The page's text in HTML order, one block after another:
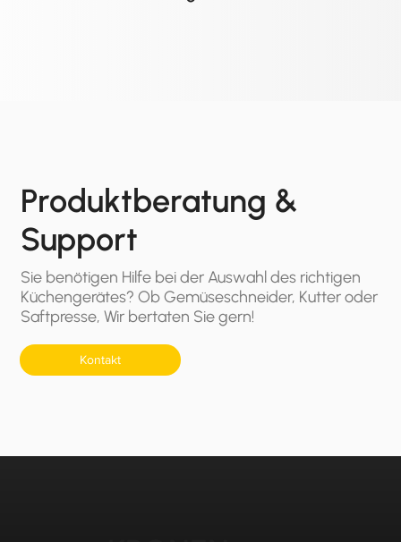
Produktberatung &
Support
Sie benötigen Hilfe bei der Auswahl des richtigen
Küchengerätes? Ob Gemüseschneider, Kutter oder
Saftpresse, Wir bertaten Sie gern!
Kontakt